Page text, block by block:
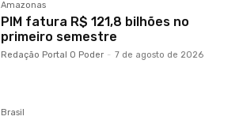
Amazonas
PIM fatura R$ 121,8 bilhões no
primeiro semestre
Redação Portal O Poder - 7 de agosto de 2026
Brasil